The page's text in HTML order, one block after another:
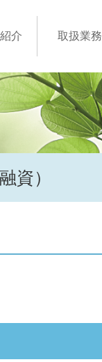
介 取扱業務
資）